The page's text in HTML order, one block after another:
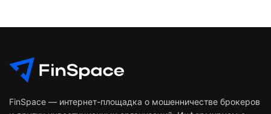
FinSpace — интернет-площадка о мошенничестве брокеров